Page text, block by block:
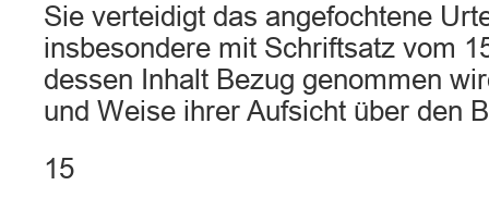
Sie verteidigt das angefochtene
insbesondere mit Schriftsatz vom
dessen Inhalt Bezug genommen
und Weise ihrer Aufsicht über den
15